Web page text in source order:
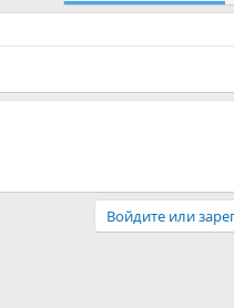
Войдите или